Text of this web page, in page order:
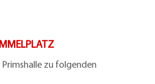
zu folgenden